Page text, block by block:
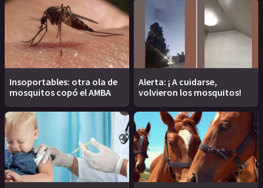
Insoportables: otra ola de
mosquitos copó el AMBA
Alerta: ¡ A cuidarse,
volvieron los mosquitos!